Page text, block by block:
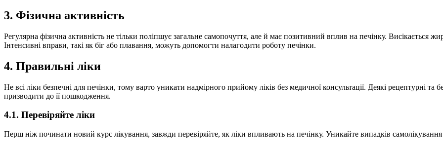
3. Фізична активність
Регулярна фізична активність не тільки поліпшує загальне самопочуття, але й має позитивний вплив на печінку. Висікається
Інтенсивні вправи, такі як біг або плавання, можуть допомогти налагодити роботу печінки.
4. Правильні ліки
Не всі ліки безпечні для печінки, тому варто уникати надмірного прийому ліків без медичної консультації. Деякі рецептурні та
призводити до її пошкодження.
4.1. Перевіряйте ліки
Перш ніж починати новий курс лікування, завжди перевіряйте, як ліки впливають на печінку. Уникайте випадків